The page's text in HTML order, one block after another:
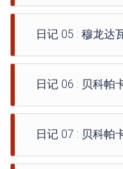
免费午餐.
我们离开安齐拉贝
纳河延伸的一个朴
穿越西部沙漠平原.
下午晚些时候抵达.
酒店安装及免费晚
双人间住宿（含早
日记 05 : 穆龙达
附近的一个小村庄.
穿越梅纳贝的大沙
伟大的齐里比希纳
贝洛的免费午餐
日记 06 : 贝科帕
早上吃完早餐后,
前往 Tsingy de
日记 07 : 贝科帕